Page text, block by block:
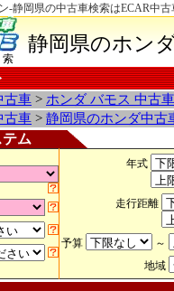
-静岡県の中古車検索はECAR中
静岡県のホン
古車 > ホンダ バモス 中古
古車 > 静岡県のホンダ中古
ム
年式
走行距離
予算
～
地域